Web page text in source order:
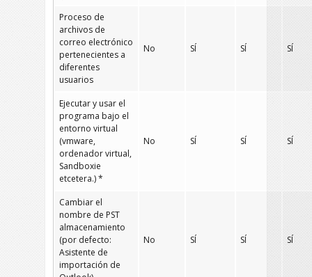
Proceso de
archivos de
correo electrónico
pertenecientes a
diferentes
usuarios
No SÍ SÍ SÍ
Ejecutar y usar el
programa bajo el
entorno virtual
(vmware,
ordenador virtual,
Sandboxie
etcetera.) *
No SÍ SÍ SÍ
Cambiar el
nombre de PST
almacenamiento
(por defecto:
Asistente de
importación de
No SÍ SÍ SÍ